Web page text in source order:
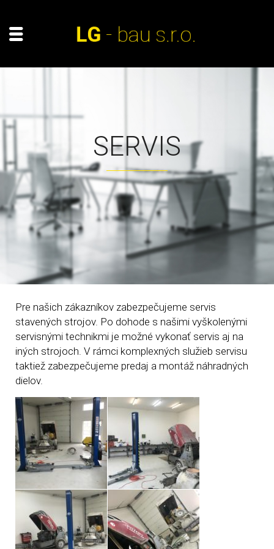
SERVIS
Pre našich zákazníkov zabezpečujeme servis
stavených strojov. Po dohode s našimi vyškolenými
servisnými technikmi je možné vykonať servis aj na
iných strojoch. V rámci komplexných služieb servisu
taktiež zabezpečujeme predaj a montáž náhradných
dielov.